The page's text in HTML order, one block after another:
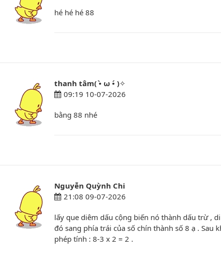
hé hé hé 88
thanh tâm( •̀ ω •́ )✧
09:19 10-07-2026
bằng 88 nhé
Nguyễn Quỳnh Chi
21:08 09-07-2026
lấy que diêm dấu cộng biến nó thành dấu trừ ,
đó sang phía trái của số chín thành số 8 ạ . Sau
phép tính : 8-3 x 2 = 2 .